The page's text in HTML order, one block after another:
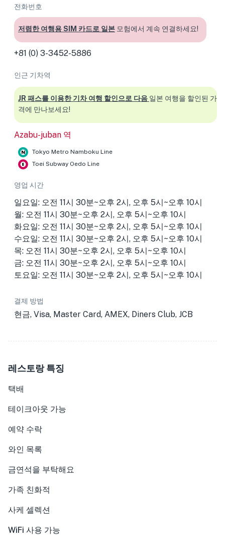
전화번호
저렴한 여행용 SIM 카드로 일본 모험에서 계속 연결하세요!
+81 (0) 3-3452-5886
인근 기차역
JR 패스를 이용한 기차 여행 할인으로 다음 일본 여행을 할인된 가
격에 만나보세요!
Azabu-juban 역
Tokyo Metro Namboku Line
Toei Subway Oedo Line
영업 시간
일요일: 오전 11시 30분~오후 2시, 오후 5시~오후 10시
월: 오전 11시 30분~오후 2시, 오후 5시~오후 10시
화요일: 오전 11시 30분~오후 2시, 오후 5시~오후 10시
수요일: 오전 11시 30분~오후 2시, 오후 5시~오후 10시
목: 오전 11시 30분~오후 2시, 오후 5시~오후 10시
금: 오전 11시 30분~오후 2시, 오후 5시~오후 10시
토요일: 오전 11시 30분~오후 2시, 오후 5시~오후 10시
결제 방법
현금, Visa, Master Card, AMEX, Diners Club, JCB
레스토랑 특징
택배
테이크아웃 가능
예약 수락
와인 목록
금연석을 부탁해요
가족 친화적
사케 셀렉션
WiFi 사용 가능